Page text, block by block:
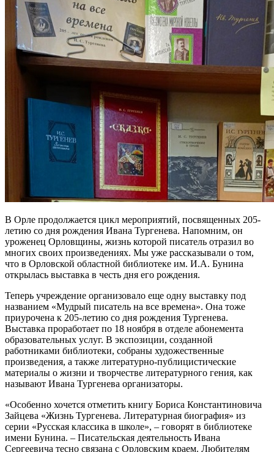
В Орле продолжается цикл мероприятий, посвященных 205-
летию со дня рождения Ивана Тургенева. Напомним, он
уроженец Орловщины, жизнь которой писатель отразил во
многих своих произведениях. Мы уже рассказывали о том,
что в Орловской областной библиотеке им. И.А. Бунина
открылась выставка в честь дня его рождения.
Теперь учреждение организовало еще одну выставку под
названием «Мудрый писатель на все времена». Она тоже
приурочена к 205-летию со дня рождения Тургенева.
Выставка проработает по 18 ноября в отделе абонемента
образовательных услуг. В экспозиции, созданной
работниками библиотеки, собраны художественные
произведения, а также литературно-публицистические
материалы о жизни и творчестве литературного гения, как
называют Ивана Тургенева организаторы.
«Особенно хочется отметить книгу Бориса Константиновича
Зайцева «Жизнь Тургенева. Литературная биография» из
серии «Русская классика в школе», – говорят в библиотеке
имени Бунина. – Писательская деятельность Ивана
Сергеевича тесно связана с Орловским краем. Любителям